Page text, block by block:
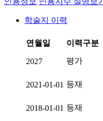
학술지 이력
연월일
이력구분
2027 평가
2021-01-01 등재
2018-01-01 등재